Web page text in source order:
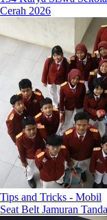
Cerah 2026
Tips and Tricks - Mobil
Seat Belt Jamuran